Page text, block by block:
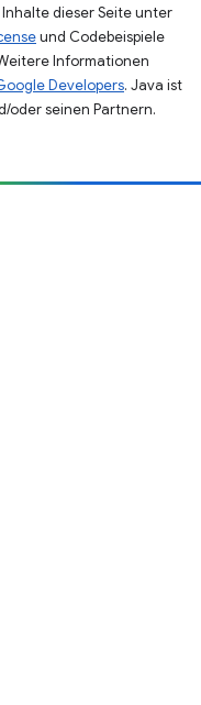
dieser Seite unter
und Codebeispiele
Informationen
Developers. Java ist
oder seinen Partnern.